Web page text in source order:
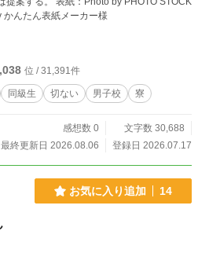
かんたん表紙メーカー様
位 / 31,391件
同級生 切ない 男子校 寮
感想数 0
文字数 30,688
最終更新日 2026.08.06
登録日 2026.07.17
お気に入り追加 14